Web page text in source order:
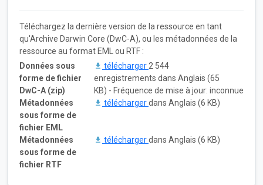
Téléchargez la dernière version de la ressource en tant
qu'Archive Darwin Core (DwC-A), ou les métadonnées de la
ressource au format EML ou RTF :
Données sous
forme de fichier
DwC-A (zip)
télécharger 2 544
enregistrements dans Anglais (65
KB) - Fréquence de mise à jour: inconnue
Métadonnées
sous forme de
fichier EML
téléchargerdans Anglais (6 KB)
Métadonnées
sous forme de
fichier RTF
téléchargerdans Anglais (6 KB)